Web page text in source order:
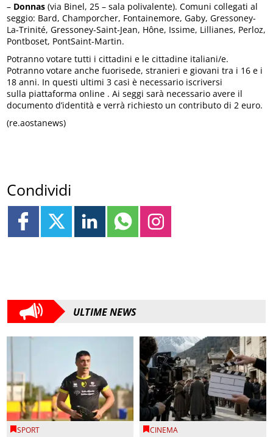
– Donnas (via Binel, 25 – sala polivalente). Comuni collegati al
seggio: Bard, Champorcher, Fontainemore, Gaby, Gressoney-
La-Trinité, Gressoney-Saint-Jean, Hône, Issime, Lillianes, Perloz,
Pontboset, PontSaint-Martin.
Potranno votare tutti i cittadini e le cittadine italiani/e.
Potranno votare anche fuorisede, stranieri e giovani tra i 16 e i
18 anni. In questi ultimi 3 casi è necessario iscriversi
sulla piattaforma online . Ai seggi sarà necessario avere il
documento d’identità e verrà richiesto un contributo di 2 euro.
(re.aostanews)
Condividi
ULTIME NEWS
SPORT CINEMA